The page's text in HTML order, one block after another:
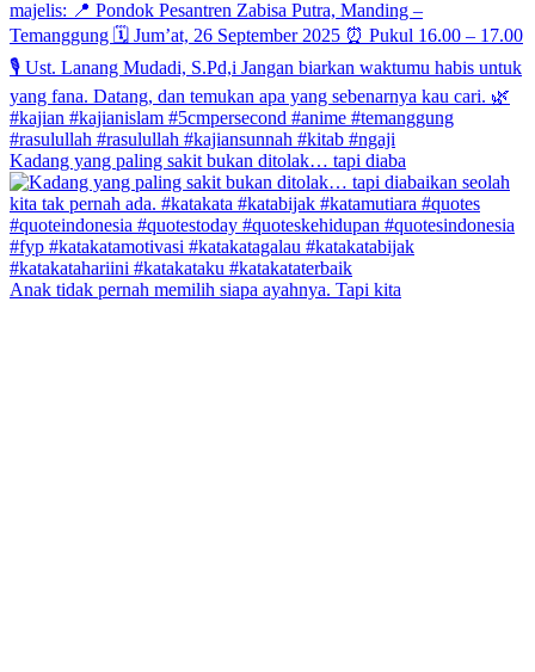
Kadang yang paling sakit bukan ditolak… tapi diaba
Anak tidak pernah memilih siapa ayahnya. Tapi kita